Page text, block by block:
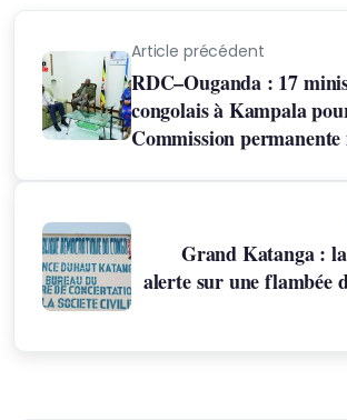
Article précédent
RDC–Ouganda : 17
congolais à Kampala
Commission
Grand Katanga :
alerte sur une flambée